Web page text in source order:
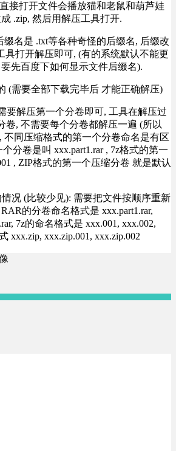
接打开文件会播放猫和老鼠和葫芦娃
.zip, 然后用解压工具打开.
缀名是 .txt等各种奇怪的后缀名, 后缀改
具打开解压即可, (有的系统默认不能更
先百度下如何显示文件后缀名).
(需要全部下载完毕后 才能正确解压)
要解压第一个分卷即可, 工具在解压过
卷, 不需要每个分卷都解压一遍 (所以
不同压缩格式的第一个分卷命名是有区
分卷是叫 xxx.part1.rar , 7z格式的第一
, ZIP格式的第一个压缩分卷 就是默认
况 (比较少见): 需要把文件按顺序重新
的分卷命名格式是 xxx.part1.rar,
7z的命名格式是 xxx.001, xxx.002,
xxx.zip, xxx.zip.001, xxx.zip.002